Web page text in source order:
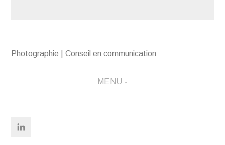
Photographie | Conseil en communication
MENU